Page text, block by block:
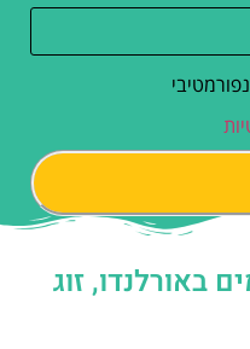
בניו יורק ו-9 ימים באורלנדו, זוג